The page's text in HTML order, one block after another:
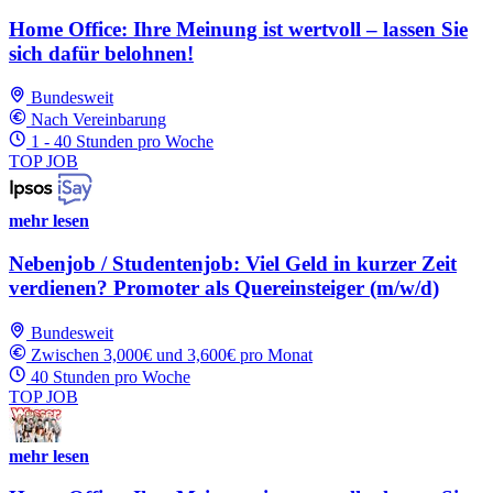
Home Office: Ihre Meinung ist wertvoll – lassen Sie
sich dafür belohnen!
Bundesweit
Nach Vereinbarung
1 - 40 Stunden pro Woche
TOP JOB
mehr lesen
Nebenjob / Studentenjob: Viel Geld in kurzer Zeit
verdienen? Promoter als Quereinsteiger (m/w/d)
Bundesweit
Zwischen 3,000€ und 3,600€ pro Monat
40 Stunden pro Woche
TOP JOB
mehr lesen